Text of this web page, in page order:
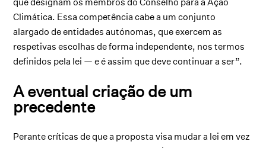
Climática. Essa competência cabe a um conjunto
alargado de entidades autónomas, que exercem as
respetivas escolhas de forma independente, nos termos
definidos pela lei — e é assim que deve continuar a ser”.
A eventual criação de um
precedente
Perante críticas de que a proposta visa mudar a lei em vez